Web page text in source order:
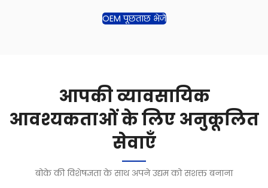
OEM पूछताछ भेजें
आपकी व्यावसायिक
आवश्यकताओं के लिए अनुकूलित
सेवाएँ
बोके की विशेषज्ञता के साथ अपने उद्यम को सशक्त बनाना